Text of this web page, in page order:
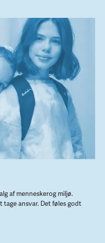
af menneskerog miljø.
tage ansvar. Det føles godt